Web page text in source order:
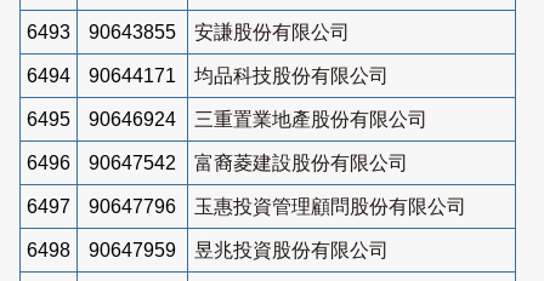
6493 90643855 安謙股份有限公司
6494 90644171 均品科技股份有限公司
6495 90646924 三重置業地產股份有限公司
6496 90647542 富裔菱建設股份有限公司
6497 90647796 玉惠投資管理顧問股份有限公司
6498 90647959 昱兆投資股份有限公司